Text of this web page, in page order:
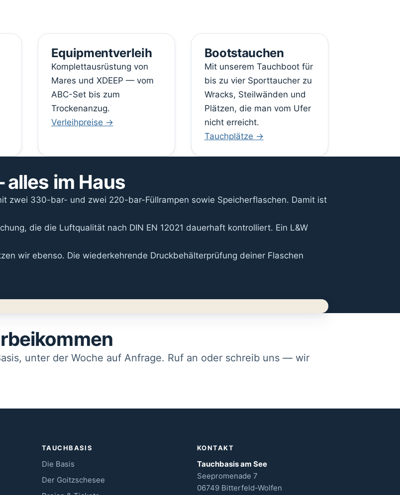
Equipmentverleih
Komplettausrüstung von
Mares und XDEEP — vom
ABC-Set bis zum
Trockenanzug.
Verleihpreise →
Bootstauchen
Mit unserem Tauchboot für
bis zu vier Sporttaucher zu
Wracks, Steilwänden und
Plätzen, die man vom Ufer
nicht erreicht.
Tauchplätze →
im Haus
zwei 330-bar- und zwei 220-bar-Füllrampen sowie Speicherflaschen. Damit ist
die die Luftqualität nach DIN EN 12021 dauerhaft kontrolliert. Ein L&W
wir ebenso. Die wiederkehrende Druckbehälterprüfung deiner Flaschen
unter der Woche auf Anfrage. Ruf an oder schreib uns — wir
TAUCHBASIS
Die Basis
Der Goitzschesee
KONTAKT
Tauchbasis am See
Seepromenade 7
06749 Bitterfeld-Wolfen